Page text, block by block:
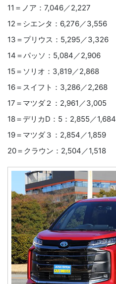
11＝ノア：7,046／2,227
12＝シエンタ：6,276／3,556
13＝プリウス：5,295／3,326
14＝パッソ：5,084／2,906
15＝ソリオ：3,819／2,868
16＝スイフト：3,286／2,268
17＝マツダ２：2,961／3,005
18＝デリカD：5：2,855／1,684
19＝マツダ３：2,854／1,859
20＝クラウン：2,504／1,518